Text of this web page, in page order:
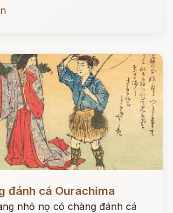
đánh cá Ourachima
nhỏ nọ có chàng đánh cá